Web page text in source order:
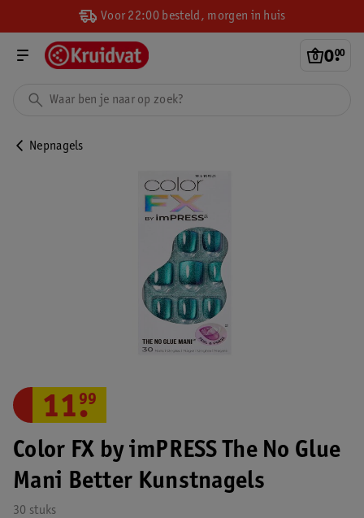
Voor 22:00 besteld, morgen in huis
0.
00
Nepnagels
Color FX by imPRESS The No Glue
Mani Better Kunstnagels
30 stuks
11.
99